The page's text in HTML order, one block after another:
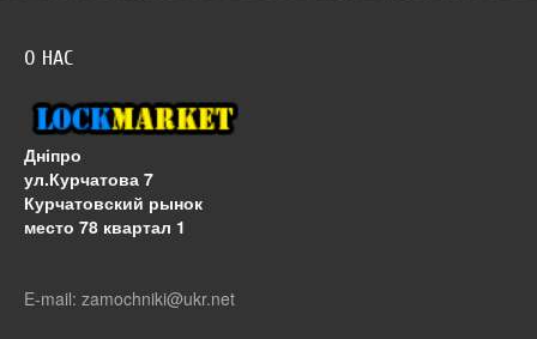
О НАС
Дніпро
ул.Курчатова 7
Курчатовский рынок
место 78 квартал 1
E-mail: zamochniki@ukr.net